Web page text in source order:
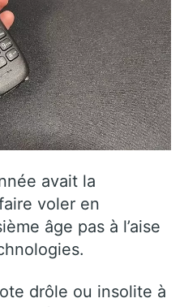
avait la
voler en
âge pas à l’aise
drôle ou insolite à